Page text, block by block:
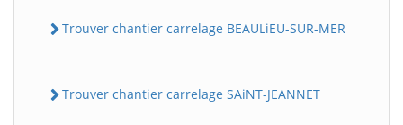
Trouver chantier carrelage BEAULiEU-SUR-MER
Trouver chantier carrelage SAiNT-JEANNET